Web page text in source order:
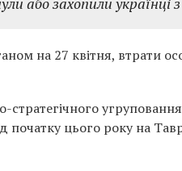
на 27 квітня, втрати
початку цього року на